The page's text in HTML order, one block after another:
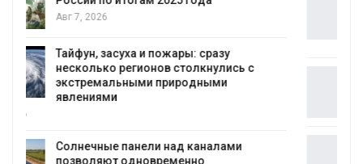
паводков эвакуировали более 140 тыс.
МЕГА и ВкусВилл установили
экообменники для сбора вторсырья
Учёные предложили получать питьевую
воду из воздуха с помощью ветра